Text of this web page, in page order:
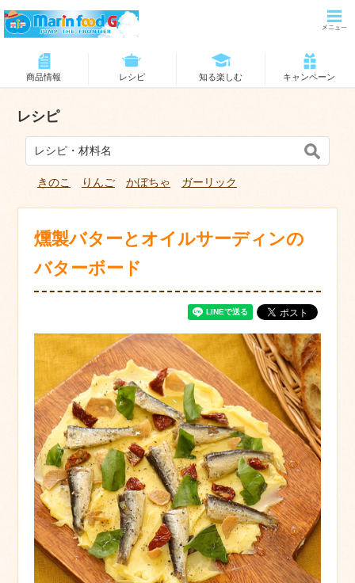
商品情報 レシピ 知る楽しむ キャンペーン
レシピ
きのこ りんご かぼちゃ ガーリック
燻製バターとオイルサーディンの
バターボード